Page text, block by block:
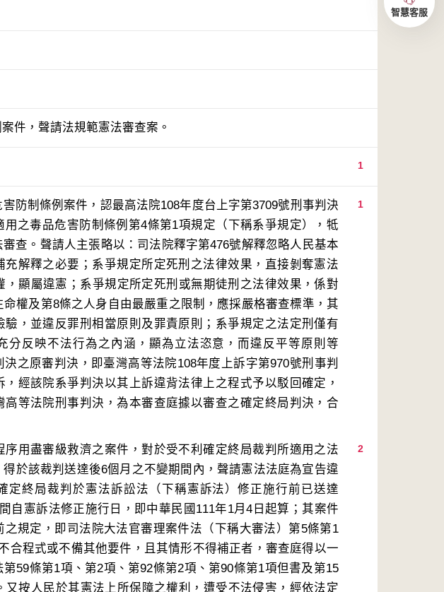
件，聲請法規範憲法審查案。
1
1
防制條例案件，認最高法院108年度台上字第3709號刑事判決
用之毒品危害防制條例第4條第1項規定（下稱系爭規定），牴
查。聲請人主張略以：司法院釋字第476號解釋忽略人民基本
充解釋之必要；系爭規定所定死刑之法律效果，直接剝奪憲法
，顯屬違憲；系爭規定所定死刑或無期徒刑之法律效果，係對
權及第8條之人身自由最嚴重之限制，應採嚴格審查標準，其
驗，並違反罪刑相當原則及罪責原則；系爭規定之法定刑僅有
分反映不法行為之內涵，顯為立法恣意，而違反平等原則等
之原審判決，即臺灣高等法院108年度上訴字第970號刑事判
經該院系爭判決以其上訴違背法律上之程式予以駁回確定，
高等法院刑事判決，為本審查庭據以審查之確定終局判決，合
2
序用盡審級救濟之案件，對於受不利確定終局裁判所適用之法
於該裁判送達後6個月之不變期間內，聲請憲法法庭為宣告違
定終局裁判於憲法訴訟法（下稱憲訴法）修正施行前已送達
自憲訴法修正施行日，即中華民國111年1月4日起算；其案件
規定，即司法院大法官審理案件法（下稱大審法）第5條第1
合程式或不備其他要件，且其情形不得補正者，審查庭得以一
59條第1項、第2項、第92條第2項、第90條第1項但書及第15
又按人民於其憲法上所保障之權利，遭受不法侵害，經依法定
智慧客服